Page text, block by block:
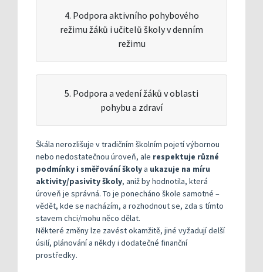
4. Podpora aktivního pohybového
režimu žáků i učitelů školy v denním
režimu
5. Podpora a vedení žáků v oblasti
pohybu a zdraví
Škála nerozlišuje v tradičním školním pojetí výbornou
nebo nedostatečnou úroveň, ale respektuje různé
podmínky i směřování školya ukazuje na míru
aktivity/pasivity školy, aniž by hodnotila, která
úroveň je správná. To je ponecháno škole samotné –
vědět, kde se nacházím, a rozhodnout se, zda s tímto
stavem chci/mohu něco dělat.
Některé změny lze zavést okamžitě, jiné vyžadují delší
úsilí, plánování a někdy i dodatečné finanční
prostředky.